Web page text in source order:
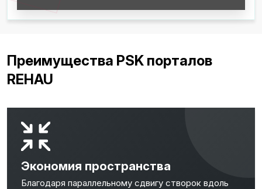
Преимущества PSK порталов
REHAU
Экономия пространства
Благодаря параллельному сдвигу створок вдоль